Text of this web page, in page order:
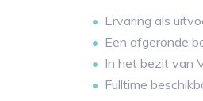
Ervaring als
Een afgeronde
In het bezit van
Fulltime